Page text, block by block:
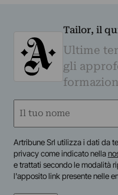
Tailor, il
Ultime
gli
Nome
Artribune Srl utilizza i dati da
privacy come indicato nella
e trattati secondo le modalità
l'apposito link presente nelle